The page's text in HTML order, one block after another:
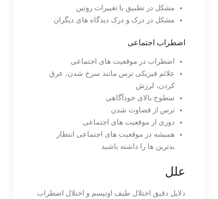
مشکل در تطبیق با تغییرات روتین
مشکل در درک و درک دیدگاه های دیگران
اضطراب اجتماعی
اضطراب در موقعیت های اجتماعی
علائم فیزیکی ترس مانند سرخ شدن، عرق
کردن، لرزش
سطوح بالای خودآگاهی
ترس از قضاوت شدن
دوری از موقعیت های اجتماعی
همیشه در موقعیت های اجتماعی انتظار
بدترین ها را داشته باشید
علل
دلایل دقیق اختلال طیف اوتیسم و اختلال اضطراب